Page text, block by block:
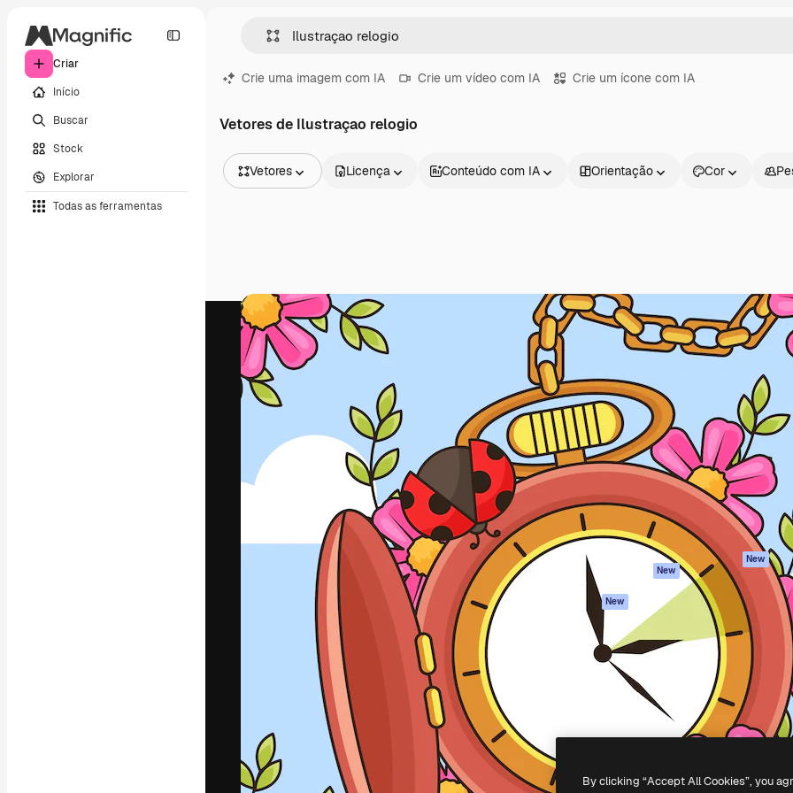
Criar
Início
Buscar
Stock
Explorar
Todas as ferramentas
Crie uma imagem com IA Crie um vídeo com IA Crie um ícone com IA
Vetores de Ilustraçao relogio
Vetores
Vídeos
Clipes de vídeo
Animações
Modelos de vídeos
Ícones
Modelos 3D
Fontes
Licença Conteúdo com IA Orientação Cor
A plataforma criativa para você direcionar
seu melhor trabalho. Mais de 1 milhão de
assinantes entre criativos, empresas,
agências e estúdios.
Português
Produtos
Spaces
Assistente de IA
Gerador de
imagens
Gerador de vídeos
Texto para voz
Conteúdo de stock
MCP para
Claude/ChatGPT
New
Agentes New
App móvel
Todas as
Começar
Academy
Documentação
Atendimento
Termos e
condições
Política de
privacidade
Originais
New
Política de
Central de
confiabilidade
Afiliados
Empresas
Copyright © 2010- Freepik Company S.L.U. Todos os direitos reservados.
By clicking “Accept All Cookies”, you